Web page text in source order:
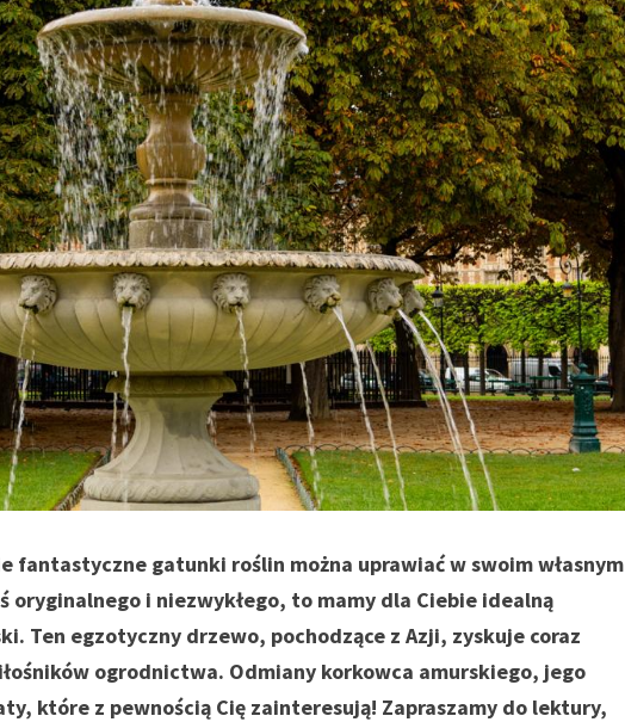
fantastyczne gatunki roślin można uprawiać w swoim własnym
oryginalnego i niezwykłego, to mamy dla Ciebie idealną
Ten egzotyczny drzewo, pochodzące z Azji, zyskuje coraz
ogrodnictwa. Odmiany korkowca amurskiego, jego
które z pewnością Cię zainteresują! Zapraszamy do lektury,